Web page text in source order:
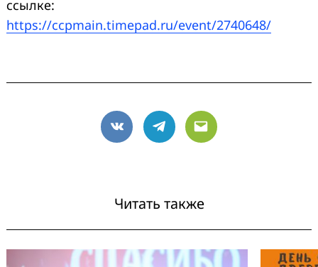
ссылке:
https://ccpmain.timepad.ru/event/2740648/
VK Telegram
Email
Читать также